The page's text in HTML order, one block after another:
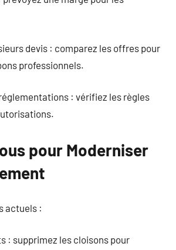
devis : comparez les offres pour
professionnels.
: vérifiez les règles
pour Moderniser
actuels :
: supprimez les cloisons pour